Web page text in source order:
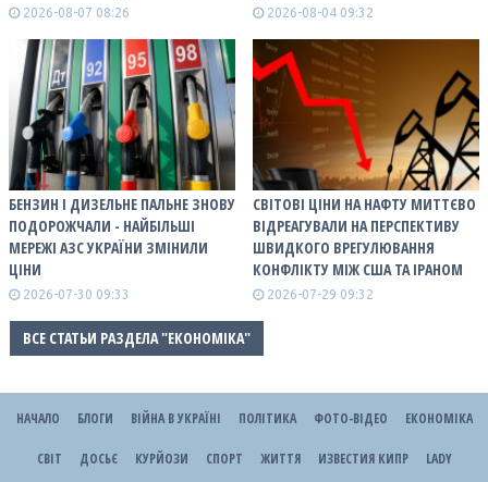
2026-08-07 08:26 2026-08-04 09:32
БЕНЗИН І ДИЗЕЛЬНЕ ПАЛЬНЕ ЗНОВУ
ПОДОРОЖЧАЛИ - НАЙБІЛЬШІ
МЕРЕЖІ АЗС УКРАЇНИ ЗМІНИЛИ
ЦІНИ
2026-07-30 09:33
СВІТОВІ ЦІНИ НА НАФТУ МИТТЄВО
ВІДРЕАГУВАЛИ НА ПЕРСПЕКТИВУ
ШВИДКОГО ВРЕГУЛЮВАННЯ
КОНФЛІКТУ МІЖ США ТА ІРАНОМ
2026-07-29 09:32
ВСЕ СТАТЬИ РАЗДЕЛА "ЕКОНОМІКА"
НАЧАЛО БЛОГИ ВІЙНА В УКРАЇНІ ПОЛІТИКА ФОТО-ВІДЕО ЕКОНОМІКА
СВІТ ДОСЬЄ КУРЙОЗИ СПОРТ ЖИТТЯ ИЗВЕСТИЯ КИПР LADY